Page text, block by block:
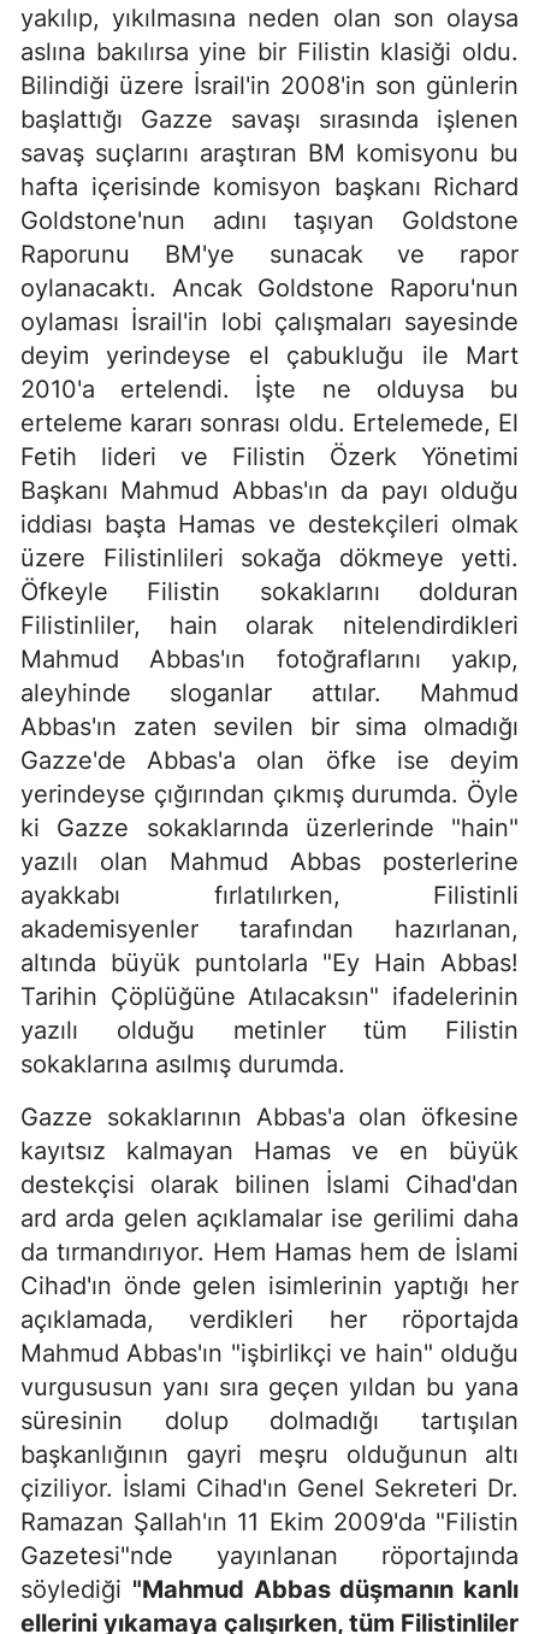
yakılıp, yıkılmasına neden olan son olaysa
aslına bakılırsa yine bir Filistin klasiği oldu.
Bilindiği üzere İsrail'in 2008'in son günlerin
başlattığı Gazze savaşı sırasında işlenen
savaş suçlarını araştıran BM komisyonu bu
hafta içerisinde komisyon başkanı Richard
Goldstone'nun adını taşıyan Goldstone
Raporunu BM'ye sunacak ve rapor
oylanacaktı. Ancak Goldstone Raporu'nun
oylaması İsrail'in lobi çalışmaları sayesinde
deyim yerindeyse el çabukluğu ile Mart
2010'a ertelendi. İşte ne olduysa bu
erteleme kararı sonrası oldu. Ertelemede, El
Fetih lideri ve Filistin Özerk Yönetimi
Başkanı Mahmud Abbas'ın da payı olduğu
iddiası başta Hamas ve destekçileri olmak
üzere Filistinlileri sokağa dökmeye yetti.
Öfkeyle Filistin sokaklarını dolduran
Filistinliler, hain olarak nitelendirdikleri
Mahmud Abbas'ın fotoğraflarını yakıp,
aleyhinde sloganlar attılar. Mahmud
Abbas'ın zaten sevilen bir sima olmadığı
Gazze'de Abbas'a olan öfke ise deyim
yerindeyse çığırından çıkmış durumda. Öyle
ki Gazze sokaklarında üzerlerinde "hain"
yazılı olan Mahmud Abbas posterlerine
ayakkabı fırlatılırken, Filistinli
akademisyenler tarafından hazırlanan,
altında büyük puntolarla "Ey Hain Abbas!
Tarihin Çöplüğüne Atılacaksın" ifadelerinin
yazılı olduğu metinler tüm Filistin
sokaklarına asılmış durumda.
Gazze sokaklarının Abbas'a olan öfkesine
kayıtsız kalmayan Hamas ve en büyük
destekçisi olarak bilinen İslami Cihad'dan
ard arda gelen açıklamalar ise gerilimi daha
da tırmandırıyor. Hem Hamas hem de İslami
Cihad'ın önde gelen isimlerinin yaptığı her
açıklamada, verdikleri her röportajda
Mahmud Abbas'ın "işbirlikçi ve hain" olduğu
vurgususun yanı sıra geçen yıldan bu yana
süresinin dolup dolmadığı tartışılan
başkanlığının gayri meşru olduğunun altı
çiziliyor. İslami Cihad'ın Genel Sekreteri Dr.
Ramazan Şallah'ın 11 Ekim 2009'da "Filistin
Gazetesi"nde yayınlanan röportajında
söylediği "Mahmud Abbas düşmanın kanlı
ellerini yıkamaya çalışırken, tüm Filistinliler